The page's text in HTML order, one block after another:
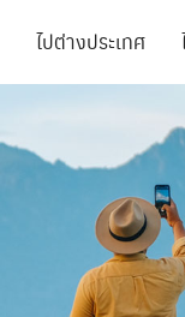
ไปต่างประเทศ